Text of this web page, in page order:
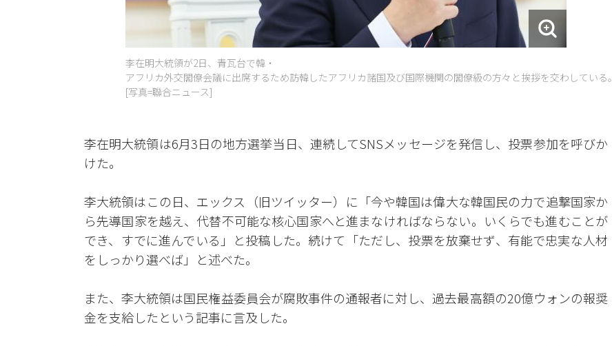
李在明大統領が2日、青瓦台で韓・
アフリカ外交閣僚会議に出席するため訪韓したアフリカ諸国及び国際機関の閣僚級の方々と挨拶を交わしている。
[写真=聯合ニュース]
李在明大統領は6月3日の地方選挙当日、連続してSNSメッセージを発信し、投票参加を呼びか
けた。
李大統領はこの日、エックス（旧ツイッター）に「今や韓国は偉大な韓国民の力で追撃国家か
ら先導国家を越え、代替不可能な核心国家へと進まなければならない。いくらでも進むことが
でき、すでに進んでいる」と投稿した。続けて「ただし、投票を放棄せず、有能で忠実な人材
をしっかり選べば」と述べた。
また、李大統領は国民権益委員会が腐敗事件の通報者に対し、過去最高額の20億ウォンの報奨
金を支給したという記事に言及した。